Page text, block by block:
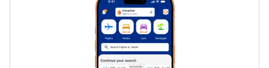
Flights to South America
Flights to South Pacific
Business Class Flights
All Inclusive Vacations
Last Minute Vacations